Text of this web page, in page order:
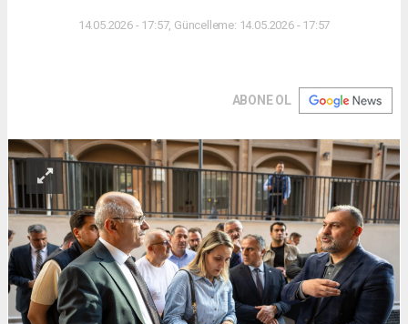
14.05.2026 - 17:57, Güncelleme: 14.05.2026 - 17:57
ABONE OL